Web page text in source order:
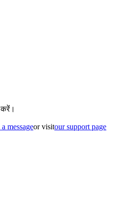
messageor visitour support page